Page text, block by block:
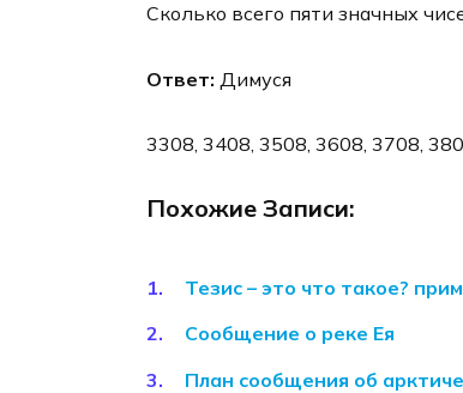
Сколько всего пяти значных
Ответ: Димуся
3308, 3408, 3508, 3608, 3708,
Похожие Записи:
Тезис – это что такое?
Сообщение о реке Ея
План сообщения об